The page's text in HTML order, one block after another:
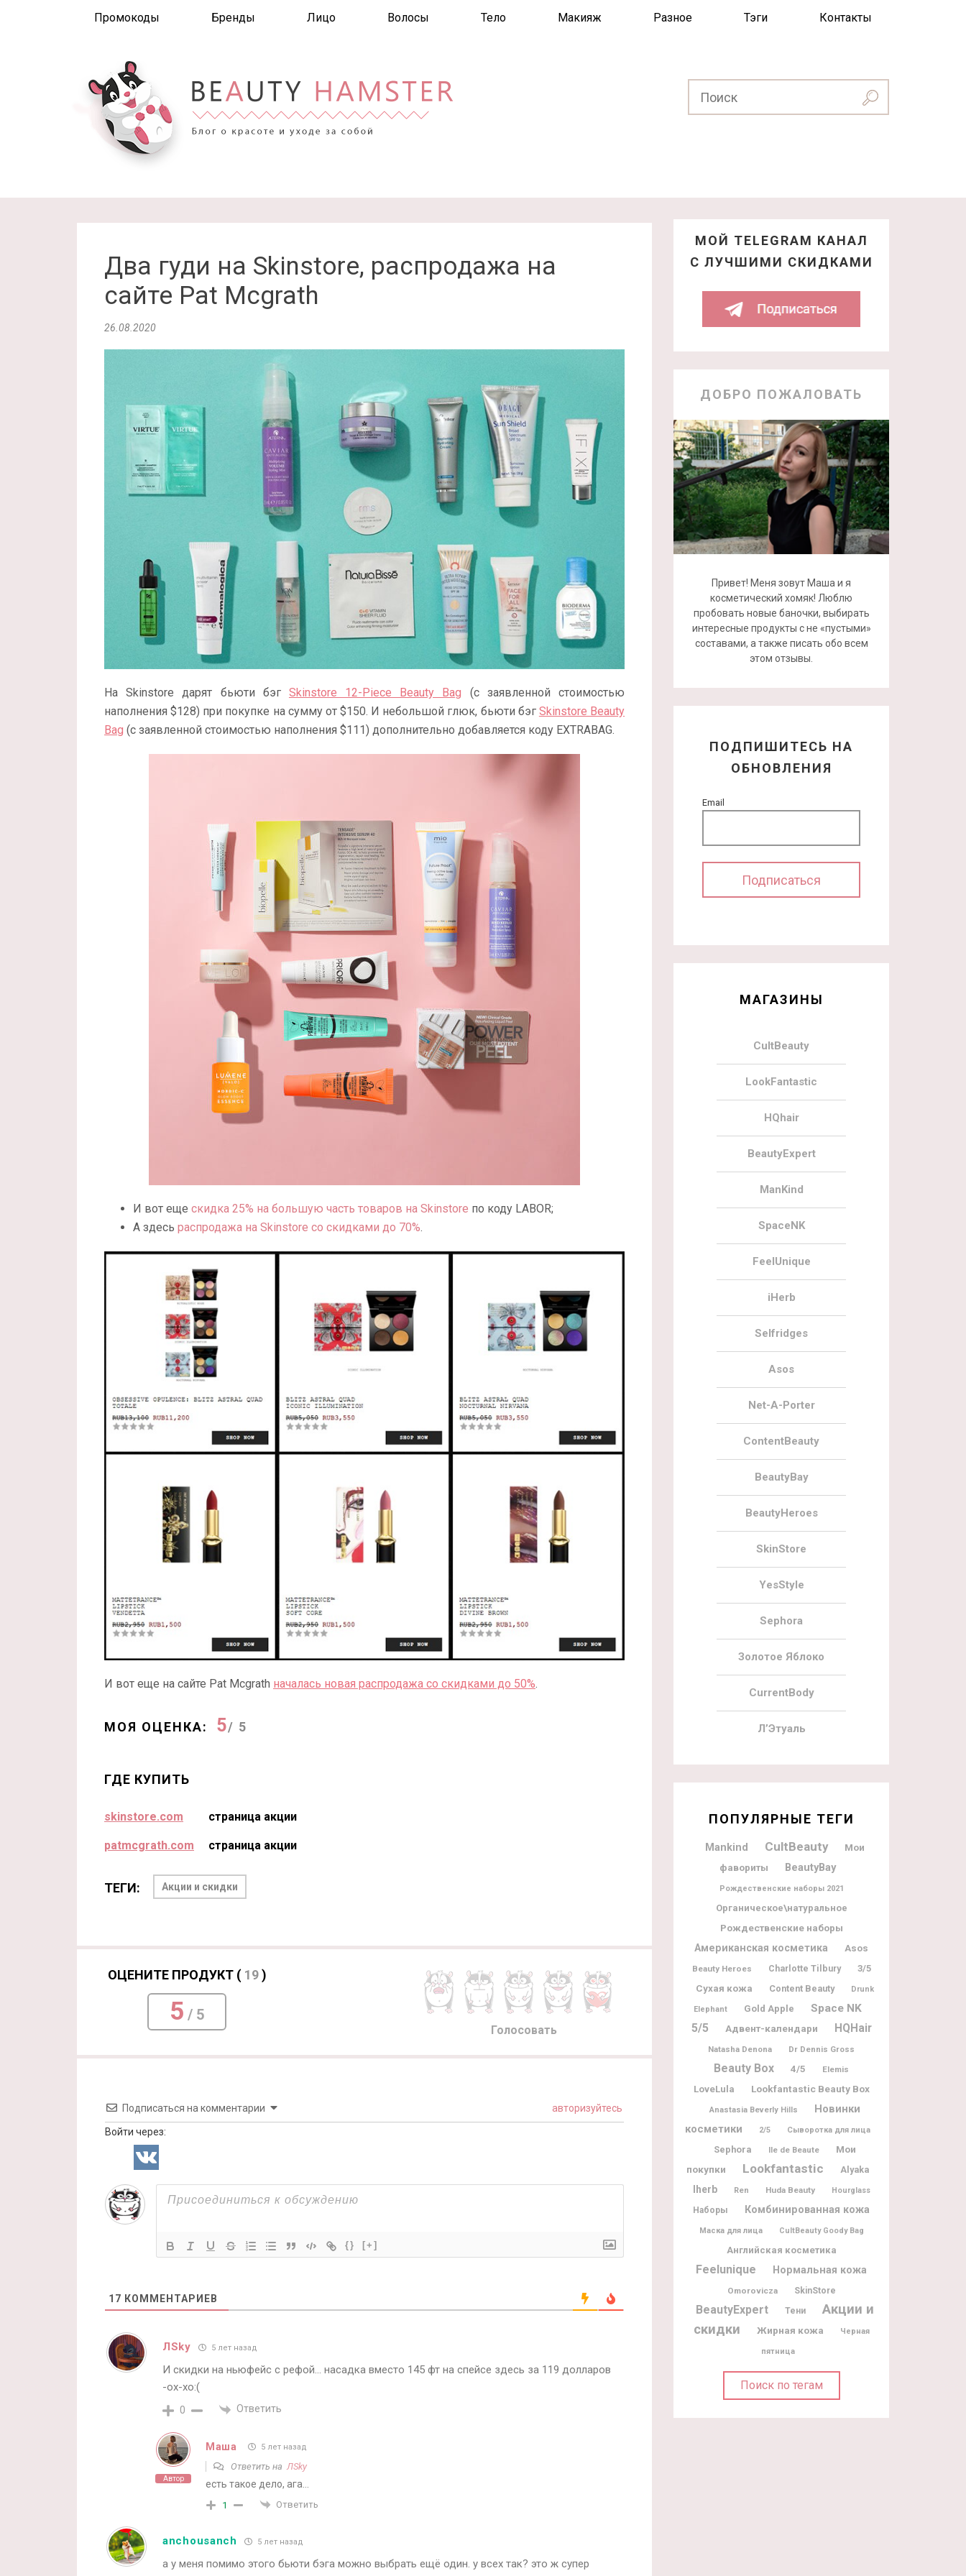
Промокоды Бренды Лицо Волосы Тело Макияж Разное Тэги Контакты
Два гуди на Skinstore, распродажа на
сайте Pat Mcgrath
26.08.2020
На Skinstore дарят бьюти бэг Skinstore 12-Piece Beauty Bag (с заявленной стоимостью
наполнения $128) при покупке на сумму от $150. И небольшой глюк, бьюти бэг Skinstore Beauty
Bag (с заявленной стоимостью наполнения $111) дополнительно добавляется коду EXTRABAG.
И вот еще скидка 25% на большую часть товаров на Skinstore по коду LABOR;
А здесь распродажа на Skinstore со скидками до 70%.
И вот еще на сайте Pat Mcgrath началась новая распродажа со скидками до 50%.
МОЯ ОЦЕНКА: 5/ 5
ГДЕ КУПИТЬ
skinstore.com страница акции
patmcgrath.com страница акции
ТЕГИ: Акции и скидки
ОЦЕНИТЕ ПРОДУКТ ( 19)
5 / 5
Голосовать
Подписаться на комментарии авторизуйтесь
Войти через:
{} [+]
17 КОММЕНТАРИЕВ
ЛSky 5 лет назад
И скидки на ньюфейс с рефой… насадка вместо 145 фт на спейсе здесь за 119 долларов
-ох-хо:(
0 Ответить
Автор
Маша 5 лет назад
Ответить на ЛSky
есть такое дело, ага…
1 Ответить
anchousanch 5 лет назад
а у меня помимо этого бьюти бэга можно выбрать ещё один. у всех так? это ж супер
МОЙ TELEGRAM КАНАЛ
С ЛУЧШИМИ СКИДКАМИ
ДОБРО ПОЖАЛОВАТЬ
Привет! Меня зовут Маша и я
косметический хомяк! Люблю
пробовать новые баночки, выбирать
интересные продукты с не «пустыми»
составами, а также писать обо всем
этом отзывы.
ПОДПИШИТЕСЬ НА
ОБНОВЛЕНИЯ
Email
МАГАЗИНЫ
CultBeauty
LookFantastic
HQhair
BeautyExpert
ManKind
SpaceNK
FeelUnique
iHerb
Selfridges
Asos
Net-A-Porter
ContentBeauty
BeautyBay
BeautyHeroes
SkinStore
YesStyle
Sephora
Золотое Яблоко
CurrentBody
Л’Этуаль
ПОПУЛЯРНЫЕ ТЕГИ
Mankind CultBeauty
Мои
фавориты
BeautyBay
Рождественские наборы 2021
Органическое\натуральное
Рождественские наборы
Американская косметика
Asos
Beauty Heroes Charlotte Tilbury
3/5
Сухая кожа
Content Beauty Drunk
Elephant Gold Apple Space NK
5/5 Адвент-календари HQHair
Natasha Denona Dr Dennis Gross
Beauty Box 4/5 Elemis
LoveLula Lookfantastic Beauty Box
Anastasia Beverly Hills
Новинки
косметики
2/5 Сыворотка для лица
Sephora Ile de Beaute
Мои
покупки
Lookfantastic Alyaka
Iherb Ren Huda Beauty Hourglass
Наборы Комбинированная кожа
Маска для лица CultBeauty Goody Bag
Английская косметика
Feelunique Нормальная кожа
Omorovicza SkinStore
BeautyExpert Тени
Акции и
скидки
Жирная кожа Черная
пятница
Поиск по тегам